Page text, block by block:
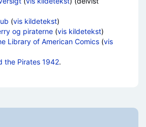
(vis kildetekst)
og piraterne(vis kildetekst)
Library of American Comics(vis
the Pirates 1942.